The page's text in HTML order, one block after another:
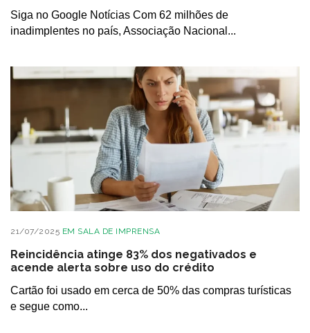
Siga no Google Notícias Com 62 milhões de
inadimplentes no país, Associação Nacional...
21/07/2025 EM SALA DE IMPRENSA
Reincidência atinge 83% dos negativados e
acende alerta sobre uso do crédito
Cartão foi usado em cerca de 50% das compras turísticas
e segue como...